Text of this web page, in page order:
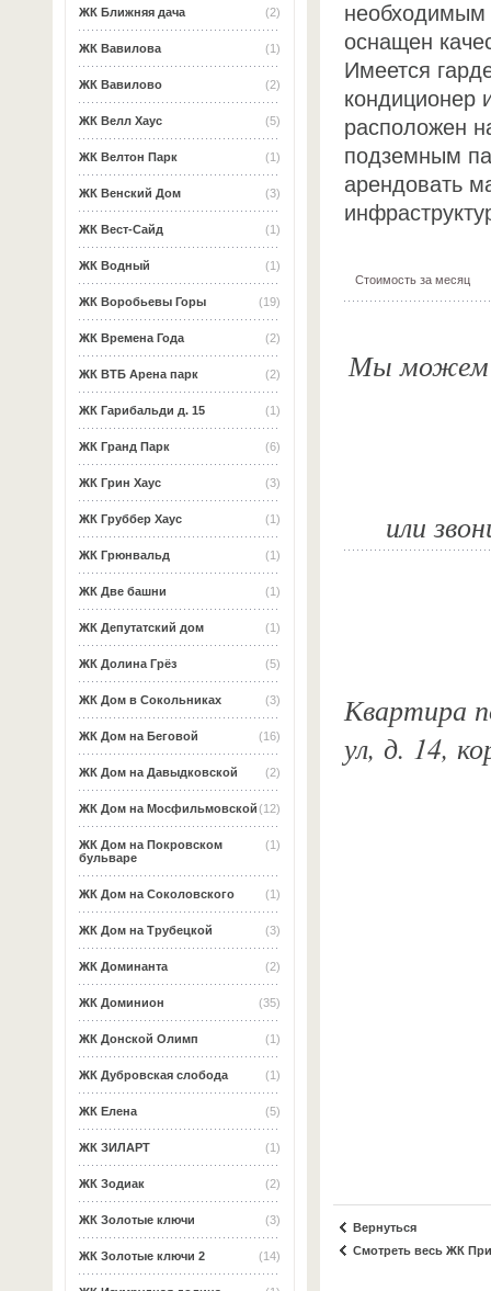
(2)
ЖК Ближняя дача
(1)
ЖК Вавилова
(2)
ЖК Вавилово
(5)
ЖК Велл Хаус
(1)
ЖК Велтон Парк
(3)
ЖК Венский Дом
(1)
ЖК Вест-Сайд
(1)
ЖК Водный
(19)
ЖК Воробьевы Горы
(2)
ЖК Времена Года
(2)
ЖК ВТБ Арена парк
(1)
ЖК Гарибальди д. 15
(6)
ЖК Гранд Парк
(3)
ЖК Грин Хаус
(1)
ЖК Груббер Хаус
(1)
ЖК Грюнвальд
(1)
ЖК Две башни
(1)
ЖК Депутатский дом
(5)
ЖК Долина Грёз
(3)
ЖК Дом в Сокольниках
(16)
ЖК Дом на Беговой
(2)
ЖК Дом на Давыдковской
(12)
ЖК Дом на Мосфильмовской
(1)
ЖК Дом на Покровском
бульваре
(1)
ЖК Дом на Соколовского
(3)
ЖК Дом на Трубецкой
(2)
ЖК Доминанта
(35)
ЖК Доминион
(1)
ЖК Донской Олимп
(1)
ЖК Дубровская слобода
(5)
ЖК Елена
(1)
ЖК ЗИЛАРТ
(2)
ЖК Зодиак
(3)
ЖК Золотые ключи
(14)
ЖК Золотые ключи 2
оснащен
Имеется
кондиционер
расположен
подземным
арендовать
Стоимость за месяц
Мы можем
или
Квартира
ул, д. 14,
Вернуться
Смотреть весь ЖК